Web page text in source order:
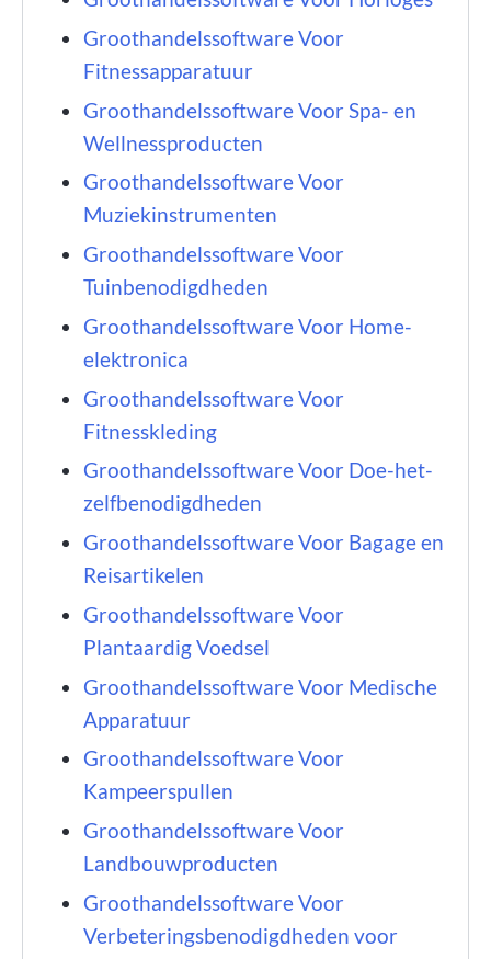
Groothandelssoftware Voor
Fitnessapparatuur
Groothandelssoftware Voor Spa- en
Wellnessproducten
Groothandelssoftware Voor
Muziekinstrumenten
Groothandelssoftware Voor
Tuinbenodigdheden
Groothandelssoftware Voor Home-
elektronica
Groothandelssoftware Voor
Fitnesskleding
Groothandelssoftware Voor Doe-het-
zelfbenodigdheden
Groothandelssoftware Voor Bagage en
Reisartikelen
Groothandelssoftware Voor
Plantaardig Voedsel
Groothandelssoftware Voor Medische
Apparatuur
Groothandelssoftware Voor
Kampeerspullen
Groothandelssoftware Voor
Landbouwproducten
Groothandelssoftware Voor
Verbeteringsbenodigdheden voor